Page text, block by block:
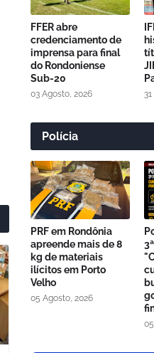
FFER abre
credenciamento de
imprensa para final
do Rondoniense
Sub-20
03 Agosto, 2026
Polícia
PRF em Rondônia
apreende mais de 8
kg de materiais
ilícitos em Porto
Velho
05 Agosto, 2026